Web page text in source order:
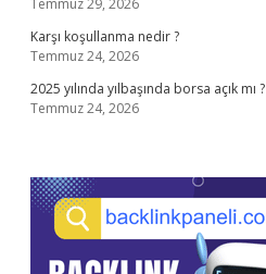
Temmuz 29, 2026
Karşı koşullanma nedir ?
Temmuz 24, 2026
2025 yılında yılbaşında borsa açık mı ?
Temmuz 24, 2026